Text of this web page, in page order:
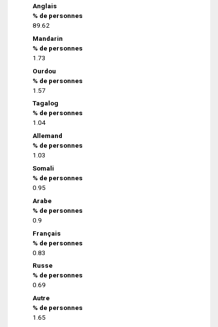
Anglais
% de personnes
89.62
Mandarin
% de personnes
1.73
Ourdou
% de personnes
1.57
Tagalog
% de personnes
1.04
Allemand
% de personnes
1.03
Somali
% de personnes
0.95
Arabe
% de personnes
0.9
Français
% de personnes
0.83
Russe
% de personnes
0.69
Autre
% de personnes
1.65